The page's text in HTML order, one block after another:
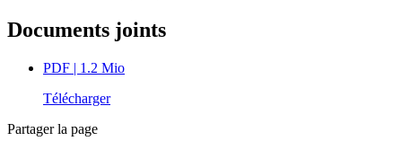
Documents joints
PDF | 1.2 Mio
Télécharger
Partager la page